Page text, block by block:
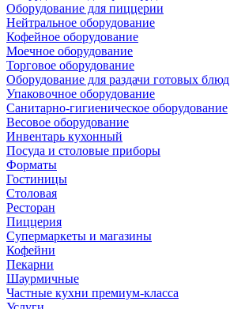
Оборудование для пиццерии
Нейтральное оборудование
Кофейное оборудование
Моечное оборудование
Торговое оборудование
Оборудование для раздачи готовых блюд
Упаковочное оборудование
Санитарно-гигиеническое оборудование
Весовое оборудование
Инвентарь кухонный
Посуда и столовые приборы
Форматы
Гостиницы
Столовая
Ресторан
Пиццерия
Супермаркеты и магазины
Кофейни
Пекарни
Шаурмичные
Частные кухни премиум-класса